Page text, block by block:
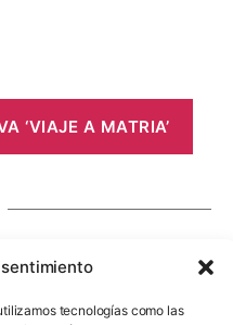
tecnologías como las
‘VIAJE A MATRIA’
12